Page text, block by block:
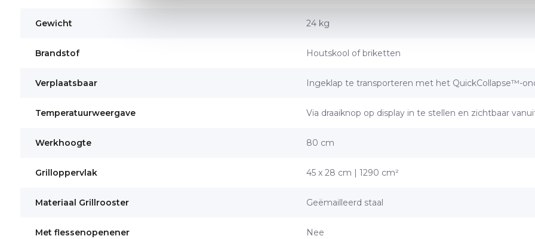
Gewicht 24 kg
Brandstof Houtskool of briketten
Verplaatsbaar Ingeklap te transporteren met het QuickCollapse™-
Temperatuurweergave Via draaiknop op display in te stellen en zichtbaar
Werkhoogte 80 cm
Grilloppervlak 45 x 28 cm | 1290 cm²
Materiaal Grillrooster Geëmailleerd staal
Met flessenopenener Nee